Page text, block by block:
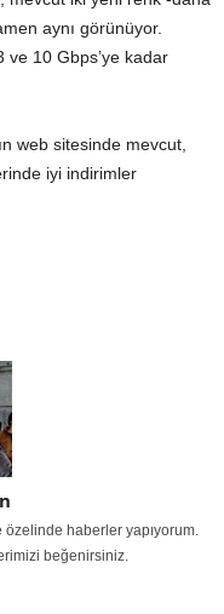
aynı görünüyor.
ve 10 Gbps’ye kadar
web sitesinde mevcut,
iyi indirimler
özelinde haberler yapıyorum.
beğenirsiniz.